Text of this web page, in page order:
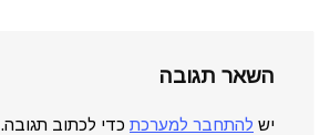
השאר תגובה
יש להתחבר למערכת כדי לכתוב תגובה.